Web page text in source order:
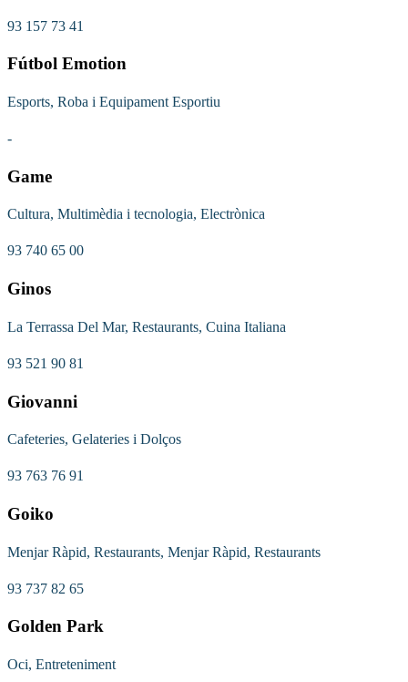
93 157 73 41
Fútbol Emotion
Esports, Roba i Equipament Esportiu
-
Game
Cultura, Multimèdia i tecnologia, Electrònica
93 740 65 00
Ginos
La Terrassa Del Mar, Restaurants, Cuina Italiana
93 521 90 81
Giovanni
Cafeteries, Gelateries i Dolços
93 763 76 91
Goiko
Menjar Ràpid, Restaurants, Menjar Ràpid, Restaurants
93 737 82 65
Golden Park
Oci, Entreteniment